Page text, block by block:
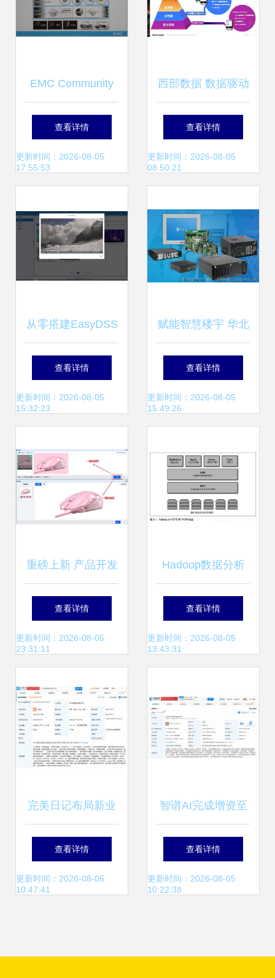
EMC Community
Network 数据处理
的坚实后盾与存储
查看详情
更新时间：2026-08-05
17:55:53
西部数据 数据驱动
万物时代的存储分
层之道与数据处理
查看详情
更新时间：2026-08-05
08:50:21
从零搭建EasyDSS
分布式文件系统 数
据处理与存储支持
查看详情
更新时间：2026-08-05
15:32:23
赋能智慧楼宇 华北
工控嵌入式计算机
助力自控系统升级
查看详情
更新时间：2026-08-05
15:49:26
重磅上新 产品开发
精选功能与数据支
持服务，为高效选
查看详情
更新时间：2026-08-05
23:31:11
Hadoop数据分析
读书笔记 第二章
大数据操作系统
查看详情
更新时间：2026-08-05
13:43:31
完美日记布局新业
态 成立商贸公司拓
展供应链与数据服
查看详情
更新时间：2026-08-05
10:47:41
智谱AI完成增资至
4458.4万元，强化
数据处理与存储服
查看详情
更新时间：2026-08-05
10:22:38